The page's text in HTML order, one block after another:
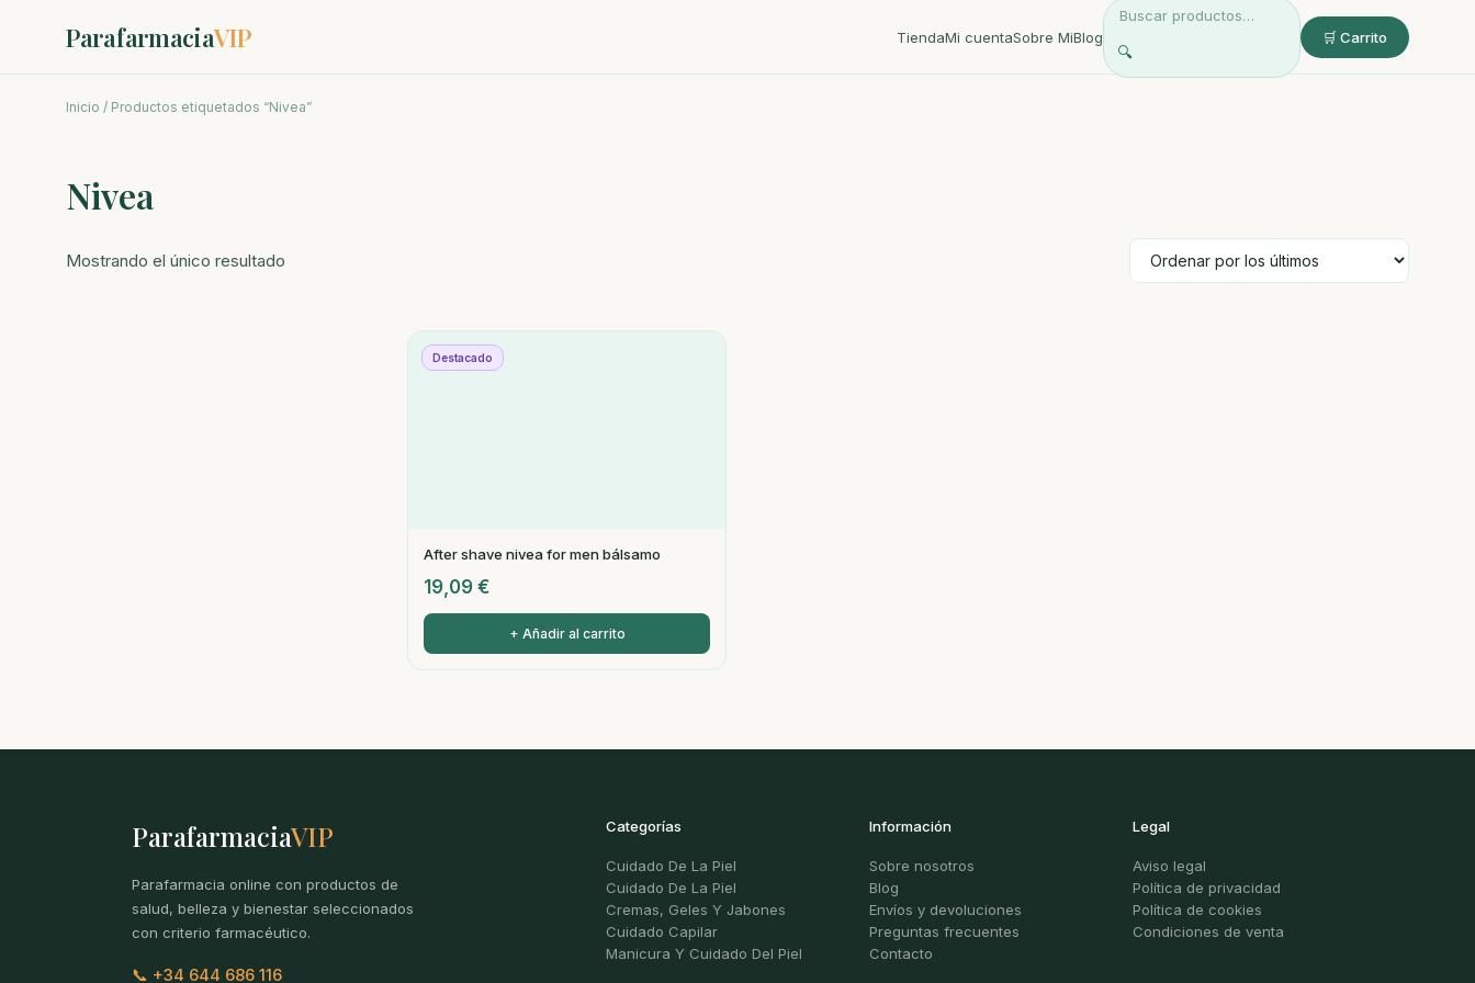
ParafarmaciaVIP TiendaMi cuentaSobre MiBlog
🔍
🛒 Carrito
Inicio / Productos etiquetados “Nivea”
Nivea
Mostrando el único resultado
Destacado
After shave nivea for men bálsamo
19,09 €
+ Añadir al carrito
ParafarmaciaVIP
Parafarmacia online con productos de
salud, belleza y bienestar seleccionados
con criterio farmacéutico.
📞 +34 644 686 116
Categorías
Cuidado De La Piel
Cuidado De La Piel
Cremas, Geles Y Jabones
Cuidado Capilar
Manicura Y Cuidado Del Piel
Información
Sobre nosotros
Blog
Envíos y devoluciones
Preguntas frecuentes
Contacto
Legal
Aviso legal
Política de privacidad
Política de cookies
Condiciones de venta